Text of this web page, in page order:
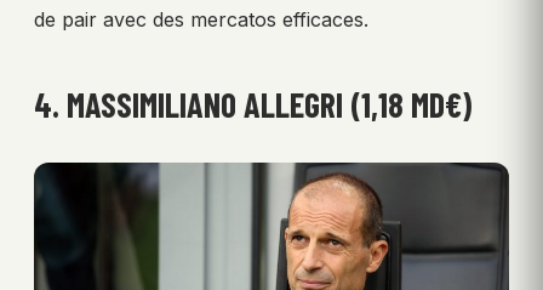
de pair avec des mercatos efficaces.
4. MASSIMILIANO ALLEGRI (1,18 MD€)